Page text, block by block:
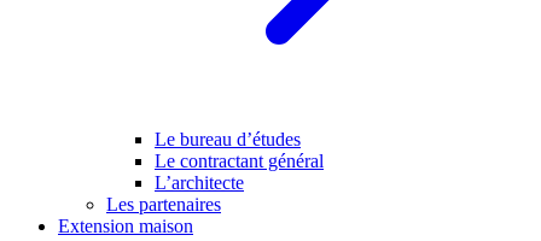
Le bureau d’études
Le contractant général
L’architecte
Les partenaires
Extension maison